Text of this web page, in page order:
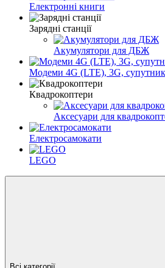
Електронні книги
Зарядні станції
Акумулятори для ДБЖ
Модеми 4G (LTE), 3G,
Квадрокоптери
Аксесуари для
Електросамокати
LEGO